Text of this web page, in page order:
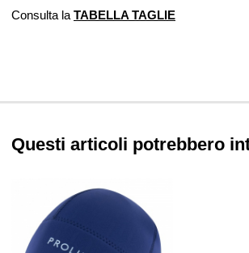
Consulta la TABELLA TAGLIE
Questi articoli potrebbero